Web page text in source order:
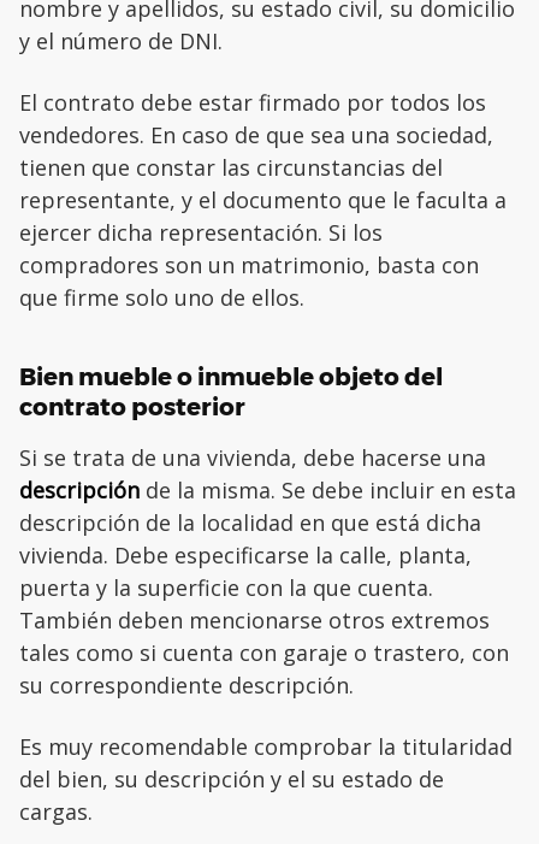
nombre y apellidos, su estado civil, su domicilio
y el número de DNI.
El contrato debe estar firmado por todos los
vendedores. En caso de que sea una sociedad,
tienen que constar las circunstancias del
representante, y el documento que le faculta a
ejercer dicha representación. Si los
compradores son un matrimonio, basta con
que firme solo uno de ellos.
Bien mueble o inmueble objeto del
contrato posterior
Si se trata de una vivienda, debe hacerse una
descripción de la misma. Se debe incluir en esta
descripción de la localidad en que está dicha
vivienda. Debe especificarse la calle, planta,
puerta y la superficie con la que cuenta.
También deben mencionarse otros extremos
tales como si cuenta con garaje o trastero, con
su correspondiente descripción.
Es muy recomendable comprobar la titularidad
del bien, su descripción y el su estado de
cargas.